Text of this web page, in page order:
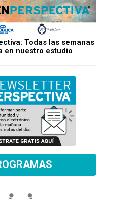
Todas las semanas
en nuestro estudio